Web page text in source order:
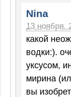
Nina
13 ноября,
какой
водки:).
уксусом,
мирина
вы